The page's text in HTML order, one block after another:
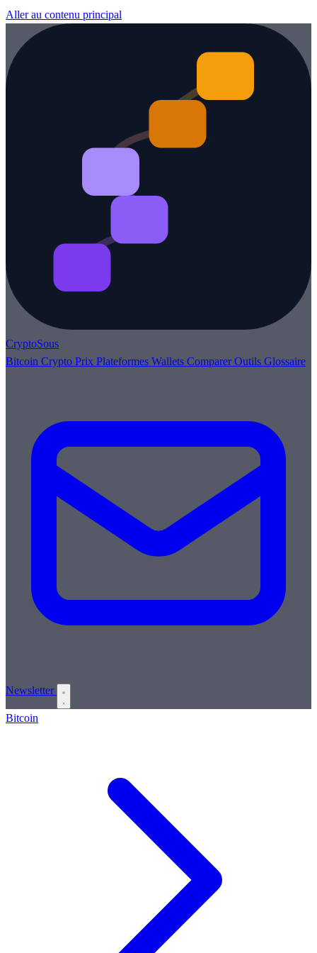
Aller au contenu principal
CryptoSous
Bitcoin Crypto Prix Plateformes Wallets ComparerOutils Glossaire
Newsletter
Bitcoin